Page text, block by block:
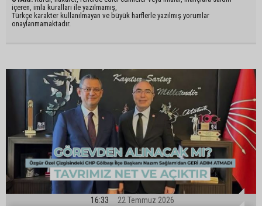
içeren, imla kuralları ile yazılmamış,
Türkçe karakter kullanılmayan ve büyük harflerle yazılmış yorumlar
onaylanmamaktadır.
16:33 22 Temmuz 2026